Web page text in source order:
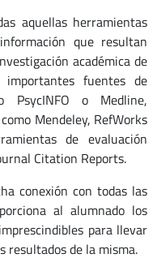
aquellas herramientas
que resultan
académica de
fuentes de
PsycINFO o Medline,
Mendeley, RefWorks
de evaluación
Citation Reports.
conexión con todas las
al alumnado los
para llevar
resultados de la misma.